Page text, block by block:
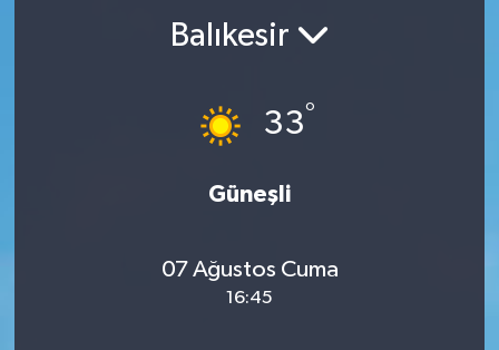
Balıkesir
33°
Güneşli
07 Ağustos Cuma
16:45